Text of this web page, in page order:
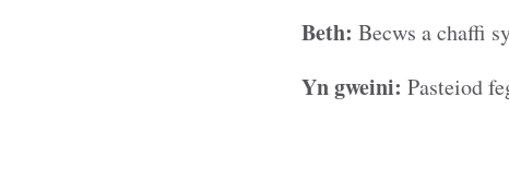
Beth: Becws a chaffi
Yn gweini: Pasteiod